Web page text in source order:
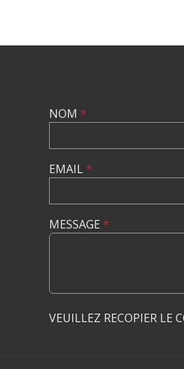
NOM *
EMAIL*
MESSAGE *
VEUILLEZ RECOPIER LE